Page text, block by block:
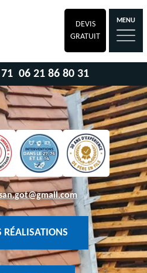
DEVIS
GRATUIT
MENU
06 21 86 80 31
RÉALISATIONS